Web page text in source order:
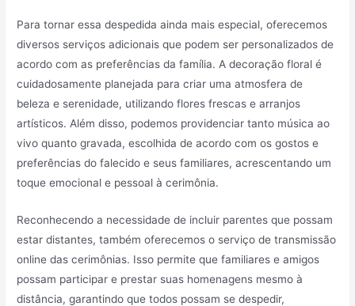
Para tornar essa despedida ainda mais especial, oferecemos
diversos serviços adicionais que podem ser personalizados de
acordo com as preferências da família. A decoração floral é
cuidadosamente planejada para criar uma atmosfera de
beleza e serenidade, utilizando flores frescas e arranjos
artísticos. Além disso, podemos providenciar tanto música ao
vivo quanto gravada, escolhida de acordo com os gostos e
preferências do falecido e seus familiares, acrescentando um
toque emocional e pessoal à cerimônia.
Reconhecendo a necessidade de incluir parentes que possam
estar distantes, também oferecemos o serviço de transmissão
online das cerimônias. Isso permite que familiares e amigos
possam participar e prestar suas homenagens mesmo à
distância, garantindo que todos possam se despedir,